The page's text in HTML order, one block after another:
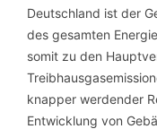
Deutschland ist der
des gesamten
somit zu den
knapper werdender
Entwicklung von